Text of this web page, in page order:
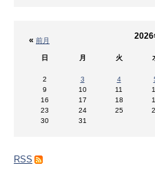
« 前月 2026
日 月 火
2
3 4
9
10 11
16
17 18
23
24 25
30
31
RSS